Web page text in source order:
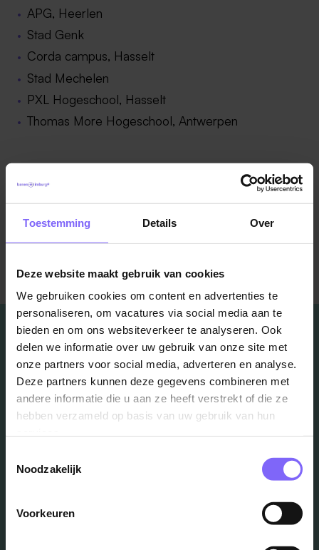
Toestemming Details Over
Deze website maakt gebruik van cookies
We gebruiken cookies om content en advertenties te
personaliseren, om vacatures via social media aan te
bieden en om ons websiteverkeer te analyseren. Ook
delen we informatie over uw gebruik van onze site met
onze partners voor social media, adverteren en analyse.
Deze partners kunnen deze gegevens combineren met
andere informatie die u aan ze heeft verstrekt of die ze
hebben verzameld op basis van uw gebruik van hun
Noodzakelijk
Voorkeuren
APG, Heerlen
Stad Genk
Corda campus, Hasselt
Stad Mechelen
PXL Hogeschool, Hasselt
Thomas More Hogeschool, Antwerpen
Bron: limburgcrossborder
Vacatures
in je mailbox?
Schrijf je in en we houden je op de hoogte